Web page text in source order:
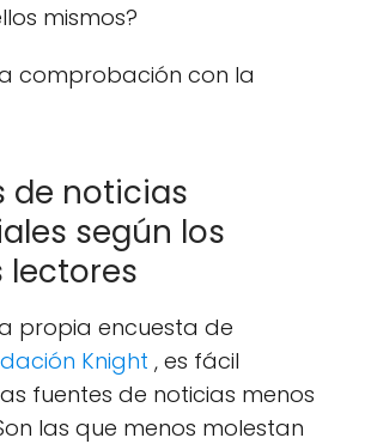
mismos?
comprobación con la
de noticias
según los
lectores
propia encuesta de
Knight , es fácil
fuentes de noticias menos
las que menos molestan